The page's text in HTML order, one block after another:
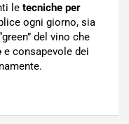
le tecniche per
ogni giorno, sia
del vino che
e consapevole dei